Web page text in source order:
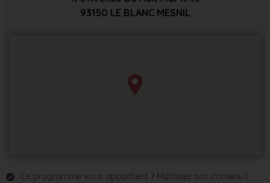
93150 LE BLANC MESNIL
Ce programme vous appartient ? Maîtrisez son contenu !